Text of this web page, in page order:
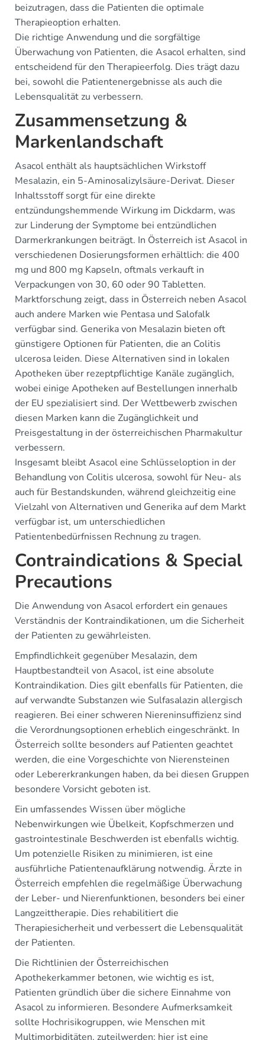
beizutragen, dass die Patienten die optimale
Therapieoption erhalten.
Die richtige Anwendung und die sorgfältige
Überwachung von Patienten, die Asacol erhalten, sind
entscheidend für den Therapieerfolg. Dies trägt dazu
bei, sowohl die Patientenergebnisse als auch die
Lebensqualität zu verbessern.
Zusammensetzung &
Markenlandschaft
Asacol enthält als hauptsächlichen Wirkstoff
Mesalazin, ein 5-Aminosalizylsäure-Derivat. Dieser
Inhaltsstoff sorgt für eine direkte
entzündungshemmende Wirkung im Dickdarm, was
zur Linderung der Symptome bei entzündlichen
Darmerkrankungen beiträgt. In Österreich ist Asacol in
verschiedenen Dosierungsformen erhältlich: die 400
mg und 800 mg Kapseln, oftmals verkauft in
Verpackungen von 30, 60 oder 90 Tabletten.
Marktforschung zeigt, dass in Österreich neben Asacol
auch andere Marken wie Pentasa und Salofalk
verfügbar sind. Generika von Mesalazin bieten oft
günstigere Optionen für Patienten, die an Colitis
ulcerosa leiden. Diese Alternativen sind in lokalen
Apotheken über rezeptpflichtige Kanäle zugänglich,
wobei einige Apotheken auf Bestellungen innerhalb
der EU spezialisiert sind. Der Wettbewerb zwischen
diesen Marken kann die Zugänglichkeit und
Preisgestaltung in der österreichischen Pharmakultur
verbessern.
Insgesamt bleibt Asacol eine Schlüsseloption in der
Behandlung von Colitis ulcerosa, sowohl für Neu- als
auch für Bestandskunden, während gleichzeitig eine
Vielzahl von Alternativen und Generika auf dem Markt
verfügbar ist, um unterschiedlichen
Patientenbedürfnissen Rechnung zu tragen.
Contraindications & Special
Precautions
Die Anwendung von Asacol erfordert ein genaues
Verständnis der Kontraindikationen, um die Sicherheit
der Patienten zu gewährleisten.
Empfindlichkeit gegenüber Mesalazin, dem
Hauptbestandteil von Asacol, ist eine absolute
Kontraindikation. Dies gilt ebenfalls für Patienten, die
auf verwandte Substanzen wie Sulfasalazin allergisch
reagieren. Bei einer schweren Niereninsuffizienz sind
die Verordnungsoptionen erheblich eingeschränkt. In
Österreich sollte besonders auf Patienten geachtet
werden, die eine Vorgeschichte von Nierensteinen
oder Lebererkrankungen haben, da bei diesen Gruppen
besondere Vorsicht geboten ist.
Ein umfassendes Wissen über mögliche
Nebenwirkungen wie Übelkeit, Kopfschmerzen und
gastrointestinale Beschwerden ist ebenfalls wichtig.
Um potenzielle Risiken zu minimieren, ist eine
ausführliche Patientenaufklärung notwendig. Ärzte in
Österreich empfehlen die regelmäßige Überwachung
der Leber- und Nierenfunktionen, besonders bei einer
Langzeittherapie. Dies rehabilitiert die
Therapiesicherheit und verbessert die Lebensqualität
der Patienten.
Die Richtlinien der Österreichischen
Apothekerkammer betonen, wie wichtig es ist,
Patienten gründlich über die sichere Einnahme von
Asacol zu informieren. Besondere Aufmerksamkeit
sollte Hochrisikogruppen, wie Menschen mit
Multimorbiditäten, zuteilwerden; hier ist eine